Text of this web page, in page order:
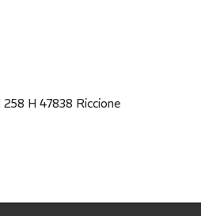
H 47838 Riccione